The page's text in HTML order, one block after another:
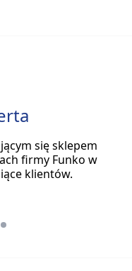
się sklepem
firmy Funko w
klientów.